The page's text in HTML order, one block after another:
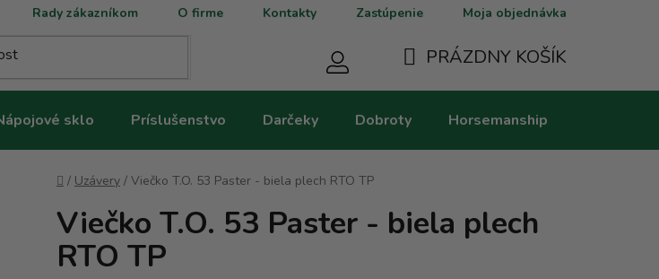
Rady zákazníkom O firme Kontakty Zastúpenie Moja objednávka
KOŠÍK
PRÁZDNY KOŠÍK
sklo Príslušenstvo Darčeky Dobroty Horsemanship
Domov
/ Uzávery / Viečko T.O. 53 Paster - biela plech RTO TP
Viečko T.O. 53 Paster - biela plech
RTO TP